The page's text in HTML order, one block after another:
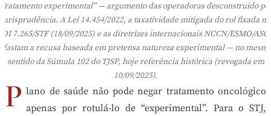
experimental” — argumento das operadoras desconstruído
jurisprudência. A Lei 14.454/2022, a taxatividade mitigada do rol fixada na
7.265/STF (18/09/2025) e as diretrizes internacionais NCCN/ESMO/
a recusa baseada em pretensa natureza experimental — no
sentido da Súmula 102 do TJSP, hoje referência histórica (revogada em
10/09/2025).
P lano de saúde não pode negar tratamento oncológico
apenas por rotulá-lo de “experimental”. Para o STJ,